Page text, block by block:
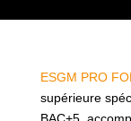
ESGM PRO
supérieure